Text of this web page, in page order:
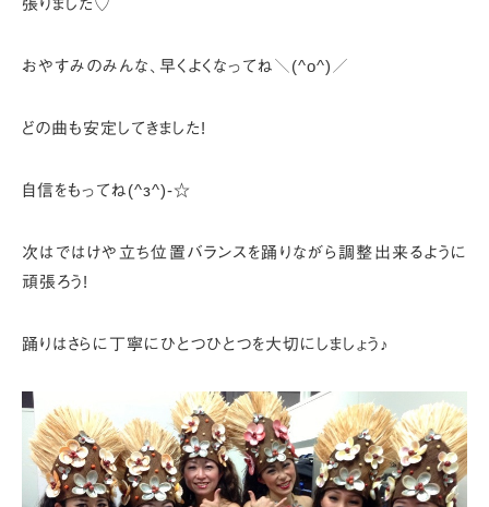
張りました♡
おやすみのみんな、早くよくなってね＼(^o^)／
どの曲も安定してきました!
自信をもってね(^з^)-☆
次はではけや立ち位置バランスを踊りながら調整出来るように
頑張ろう!
踊りはさらに丁寧にひとつひとつを大切にしましょう♪